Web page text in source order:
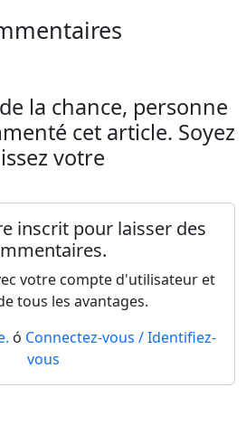
la chance, personne
cet article. Soyez
votre
inscrit pour laisser des
votre compte d'utilisateur et
tous les avantages.
ó Connectez-vous / Identifiez-
vous